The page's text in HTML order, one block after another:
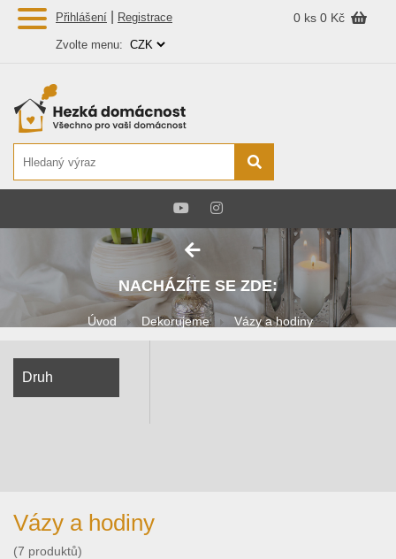
Přihlášení Registrace 0 ks 0 Kč
Zvolte menu:
NACHÁZÍTE SE ZDE:
Úvod Dekorujeme Vázy a hodiny
Druh
Vázy a hodiny
(7 produktů)